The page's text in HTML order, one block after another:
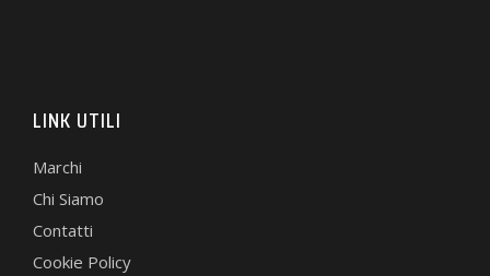
LINK UTILI
Marchi
Chi Siamo
Contatti
Cookie Policy